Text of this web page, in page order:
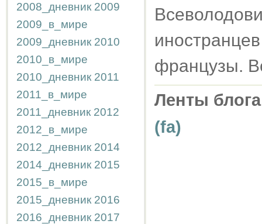
2008_дневник 2009
2009_в_мире
2009_дневник 2010
2010_в_мире
2010_дневник 2011
2011_в_мире
2011_дневник 2012
2012_в_мире
2012_дневник 2014
2014_дневник 2015
2015_в_мире
2015_дневник 2016
2016_дневник 2017
французы.
Ленты
(fa)